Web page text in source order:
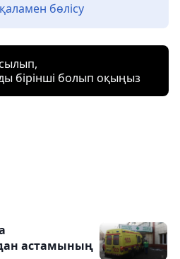
бөлісу
бірінші болып оқыңыз
астамының